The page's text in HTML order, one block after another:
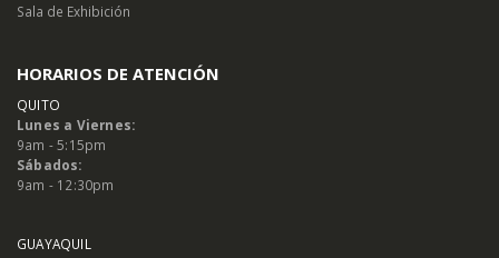
Sala de Exhibición
HORARIOS DE ATENCIÓN
QUITO
Lunes a Viernes:
9am - 5:15pm
Sábados:
9am - 12:30pm
GUAYAQUIL